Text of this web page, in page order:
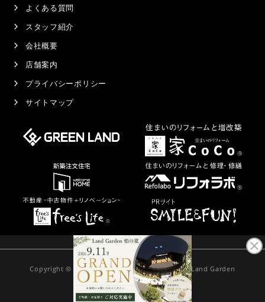
よくある質問
スタッフ紹介
会社概要
店舗案内
プライバシーポリシー
サイトマップ
Copyright © 2021千葉県のガーデン・外構専門店Land Garden
All Rights Reserved.